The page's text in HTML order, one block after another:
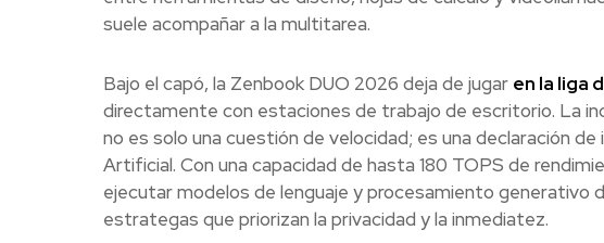
suele acompañar a la multitarea.
Bajo el capó, la Zenbook DUO 2026 deja de jugar en la liga
directamente con estaciones de trabajo de escritorio. La
no es solo una cuestión de velocidad; es una declaración
Artificial. Con una capacidad de hasta 180 TOPS de
ejecutar modelos de lenguaje y procesamiento generativo
estrategas que priorizan la privacidad y la inmediatez.